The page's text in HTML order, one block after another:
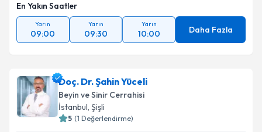
En Yakın Saatler
Yarın
09:00
Yarın
09:30
Yarın
10:00 Daha Fazla
Doç. Dr. Şahin Yüceli
Beyin ve Sinir Cerrahisi
İstanbul, Şişli
5 (1 Değerlendirme)